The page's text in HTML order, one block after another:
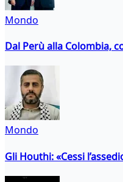
Mondo
Dal Perù alla Colombia,
Mondo
Gli Houthi: «Cessi